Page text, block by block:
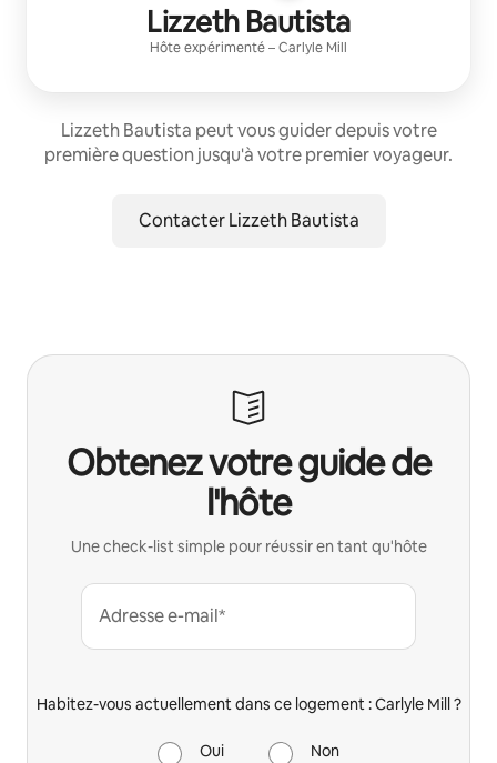
Lizzeth Bautista
Hôte expérimenté–Carlyle Mill
Lizzeth Bautista peut vous guider depuis votre
première question jusqu'à votre premier voyageur.
Contacter Lizzeth Bautista
Obtenez votre guide de
l'hôte
Une check-list simple pour réussir en tant qu'hôte
Adresse e-mail*
Habitez-vous actuellement dans ce logement : Carlyle Mill ?
Oui Non